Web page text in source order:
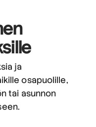
ja
osapuolille,
tai asunnon